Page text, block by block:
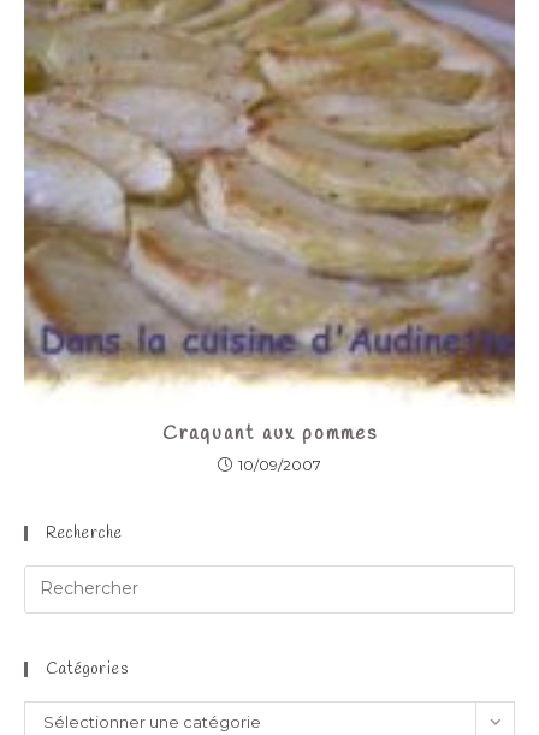
Craquant aux pommes
10/09/2007
Recherche
Catégories
Sélectionner une catégorie